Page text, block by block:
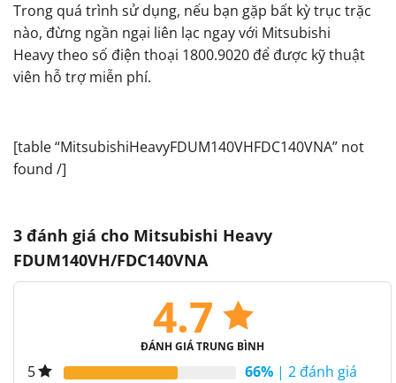
Trong quá trình sử dụng, nếu bạn gặp bất kỳ trục trặc
nào, đừng ngần ngại liên lạc ngay với Mitsubishi
Heavy theo số điện thoại 1800.9020 để được kỹ thuật
viên hỗ trợ miễn phí.
[table “MitsubishiHeavyFDUM140VHFDC140VNA” not
found /]
3 đánh giá cho Mitsubishi Heavy
FDUM140VH/FDC140VNA
4.7
ĐÁNH GIÁ TRUNG BÌNH
5 66% | 2 đánh giá